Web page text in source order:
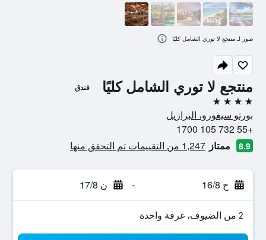
منتجع لا توري الشامل كليًا فندق
4 نجوم
بورتو سيغورو، البرازيل
+55 732 105 1700
8.9 ممتاز 1,247 من التقييمات تم التحقق منها
ح 16/8 - ن 17/8
2 من الضيوف، غرفة واحدة
صور لـ منتجع لا توري الشامل كليًا